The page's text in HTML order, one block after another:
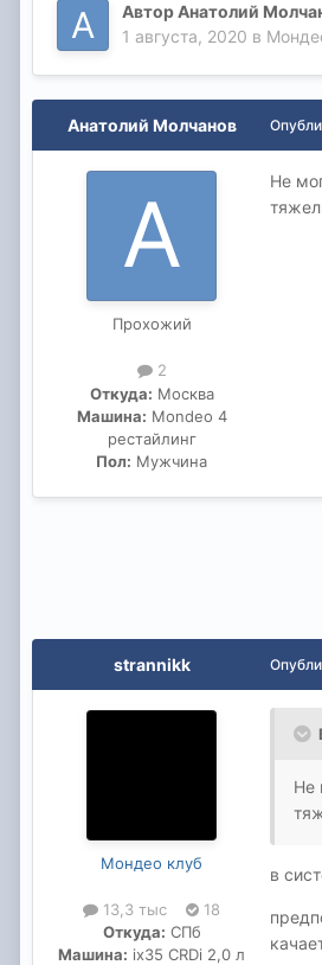
АвторАнатолий
1 августа, 2020 в
Анатолий Молчанов
Прохожий
2
Откуда: Москва
Машина: Mondeo 4
рестайлинг
Пол: Мужчина
Не
strannikk
Мондео клуб
13,3 тыс
18
Откуда: СПб
Машина: ix35 CRDi 2,0 л
Не
в